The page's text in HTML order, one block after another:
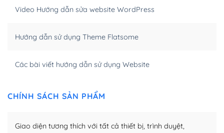
kiếm.
Tối ưu hóa công cụ tìm kiếm
WordPress đa dạng sẽ giúp việc thực hiện các thiết kế
Video Hướng dẫn sửa website WordPress
Hướng dẫn sử dụng Theme Flatsome
Các bài viết hướng dẫn sử dụng Website
CHÍNH SÁCH SẢN PHẨM
Giao diện tương thích với tất cả thiết bị, trình duyệt,